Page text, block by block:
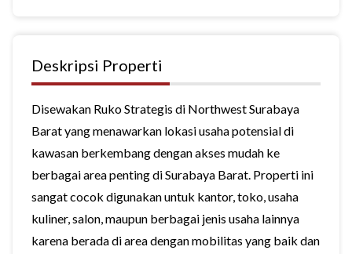
Deskripsi Properti
Disewakan Ruko Strategis di Northwest Surabaya
Barat yang menawarkan lokasi usaha potensial di
kawasan berkembang dengan akses mudah ke
berbagai area penting di Surabaya Barat. Properti ini
sangat cocok digunakan untuk kantor, toko, usaha
kuliner, salon, maupun berbagai jenis usaha lainnya
karena berada di area dengan mobilitas yang baik dan